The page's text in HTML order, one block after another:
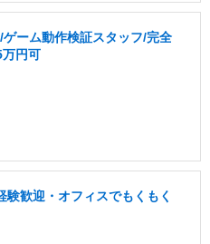
ーム動作検証スタッフ/完全
円可
歓迎・オフィスでもくもく